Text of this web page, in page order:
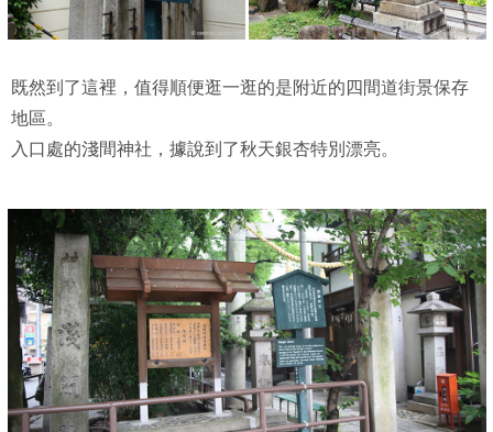
既然到了這裡，值得順便逛一逛的是附近的四間道街景保存
地區。
入口處的淺間神社，據說到了秋天銀杏特別漂亮。